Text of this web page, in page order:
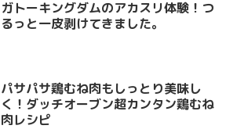
ガトーキングダムのアカスリ体験！つ
るっと一皮剥けてきました。
パサパサ鶏むね肉もしっとり美味し
く！ダッチオーブン超カンタン鶏むね
肉レシピ